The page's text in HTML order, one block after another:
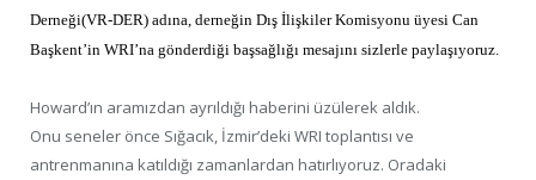
Derneği(VR-DER) adına, derneğin Dış İlişkiler Komisyonu üyesi Can
Başkent’in WRI’na gönderdiği başsağlığı mesajını sizlerle paylaşıyoruz.
Howard’ın aramızdan ayrıldığı haberini üzülerek aldık.
Onu seneler önce Sığacık, İzmir’deki WRI toplantısı ve
antrenmanına katıldığı zamanlardan hatırlıyoruz. Oradaki